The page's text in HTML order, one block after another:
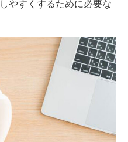
やすくするために必要な